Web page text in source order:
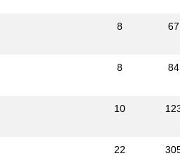
8 67
8 84
10
22